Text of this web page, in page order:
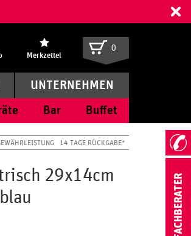
Merkzettel
0
Bar Buffet
UNTERNEHMEN
14 TAGE RÜCKGABE*
29x14cm